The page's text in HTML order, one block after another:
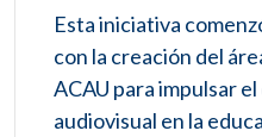
Esta iniciativa
con la creación del
ACAU para impulsar
audiovisual en la